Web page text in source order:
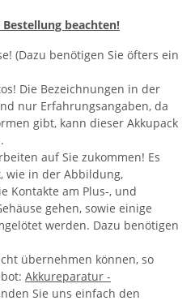
beachten!
(Dazu benötigen Sie öfters ein
Die Bezeichnungen in der
nur Erfahrungsangaben, da
gibt, kann dieser Akkupack
auf Sie zukommen! Es
wie in der Abbildung,
Kontakte am Plus-, und
gehen, sowie einige
werden. Dazu benötigen
übernehmen können, so
Akkureparatur -
Sie uns einfach den